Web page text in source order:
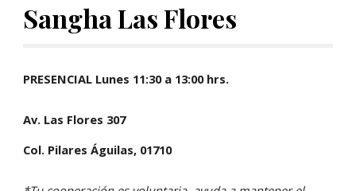
Sangha Las Flores
PRESENCIAL Lunes 11:30 a 13:00 hrs.
Av. Las Flores 307
Col. Pilares Águilas, 01710